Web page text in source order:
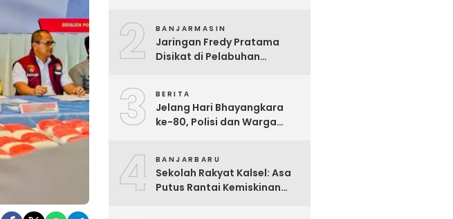
Juara Nasional
2 BANJARMASIN
Jaringan Fredy Pratama
Disikat di Pelabuhan
3 BERITA
Jelang Hari Bhayangkara
ke-80, Polisi dan Warga
Penghubung Desa
4 BANJARBARU
Sekolah Rakyat Kalsel: Asa
Putus Rantai Kemiskinan